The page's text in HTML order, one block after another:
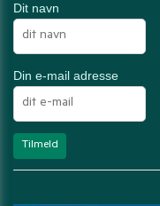
Dit navn
Din e-mail adresse